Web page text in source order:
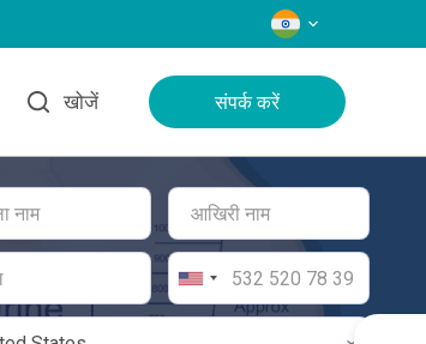
भाषाएँ
खोजें संपर्क करें